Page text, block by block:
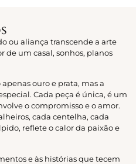
ou aliança transcende a arte
de um casal, sonhos, planos
ouro e prata, mas a
Cada peça é única, é um
o compromisso e o amor.
cada centelha, cada
reflete o calor da paixão e
e às histórias que tecem